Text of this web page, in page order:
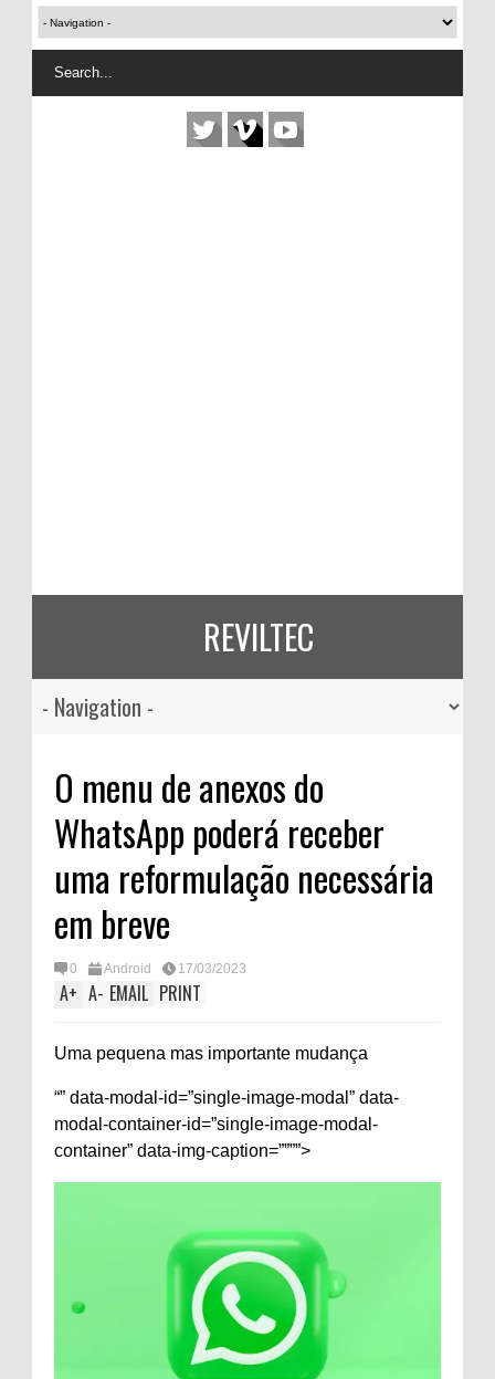
REVILTEC
O menu de anexos do
WhatsApp poderá receber
uma reformulação necessária
em breve
0 Android 17/03/2023
A+ A- EMAIL PRINT
Uma pequena mas importante mudança
“” data-modal-id=”single-image-modal” data-
modal-container-id=”single-image-modal-
container” data-img-caption=””””>